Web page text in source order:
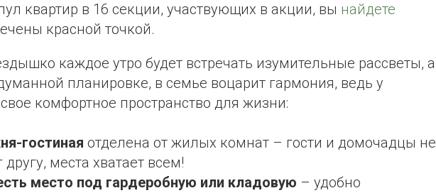
квартир в 16 секции, участвующих в акции, вы найдете
красной точкой.
каждое утро будет встречать изумительные рассветы, а
планировке, в семье воцарит гармония, ведь у
комфортное пространство для жизни:
гостиная отделена от жилых комнат – гости и домочадцы не
места хватает всем!
место под гардеробную или кладовую – удобно